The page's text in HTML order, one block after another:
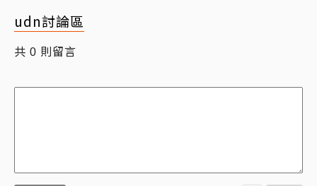
udn討論區
共 0 則留言